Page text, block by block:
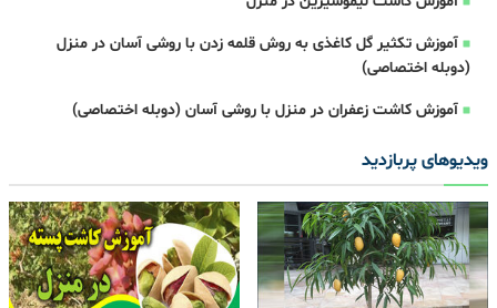
آموزش تکثیر گل کاغذی به روش قلمه زدن با روشی آسان در منزل
(دوبله اختصاصی)
آموزش کاشت زعفران در منزل با روشی آسان (دوبله اختصاصی)
ویدیوهای پربازدید